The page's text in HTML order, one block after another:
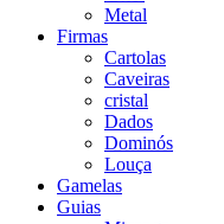
Metal
Firmas
Cartolas
Caveiras
cristal
Dados
Dominós
Louça
Gamelas
Guias